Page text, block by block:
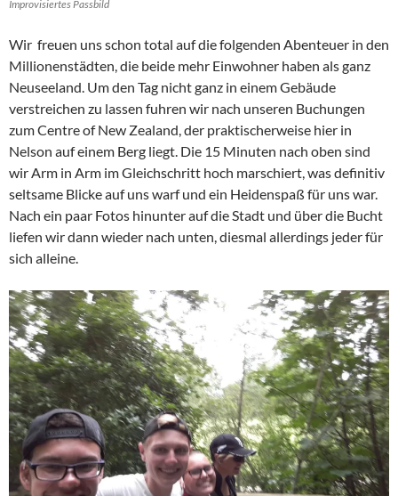
Improvisiertes Passbild
Wir freuen uns schon total auf die folgenden Abenteuer in den
Millionenstädten, die beide mehr Einwohner haben als ganz
Neuseeland. Um den Tag nicht ganz in einem Gebäude
verstreichen zu lassen fuhren wir nach unseren Buchungen
zum Centre of New Zealand, der praktischerweise hier in
Nelson auf einem Berg liegt. Die 15 Minuten nach oben sind
wir Arm in Arm im Gleichschritt hoch marschiert, was definitiv
seltsame Blicke auf uns warf und ein Heidenspaß für uns war.
Nach ein paar Fotos hinunter auf die Stadt und über die Bucht
liefen wir dann wieder nach unten, diesmal allerdings jeder für
sich alleine.